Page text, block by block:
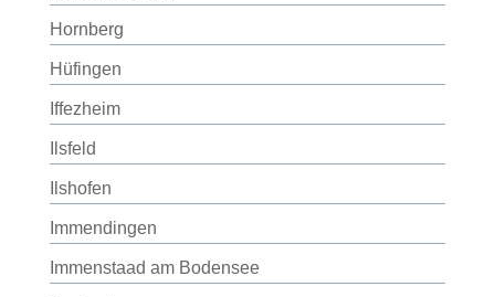
Hornberg
Hüfingen
Iffezheim
Ilsfeld
Ilshofen
Immendingen
Immenstaad am Bodensee